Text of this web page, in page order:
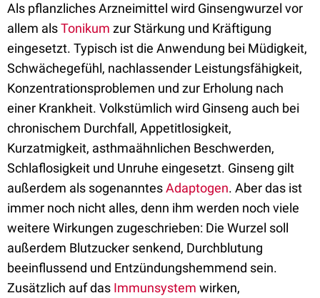
Als pflanzliches Arzneimittel wird Ginsengwurzel vor
allem alsTonikum zur Stärkung und Kräftigung
eingesetzt. Typisch ist die Anwendung bei Müdigkeit,
Schwächegefühl, nachlassender Leistungsfähigkeit,
Konzentrationsproblemen und zur Erholung nach
einer Krankheit. Volkstümlich wird Ginseng auch bei
chronischem Durchfall, Appetitlosigkeit,
Kurzatmigkeit, asthmaähnlichen Beschwerden,
Schlaflosigkeit und Unruhe eingesetzt. Ginseng gilt
außerdem als sogenanntesAdaptogen. Aber das ist
immer noch nicht alles, denn ihm werden noch viele
weitere Wirkungen zugeschrieben: Die Wurzel soll
außerdem Blutzucker senkend, Durchblutung
beeinflussend und Entzündungshemmend sein.
Zusätzlich auf das Immunsystem wirken,